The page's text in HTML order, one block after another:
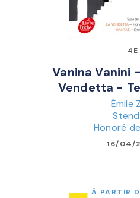
4E
Vanina Vanini
Vendetta -
Émile
Honoré
16/04/
À PARTIR